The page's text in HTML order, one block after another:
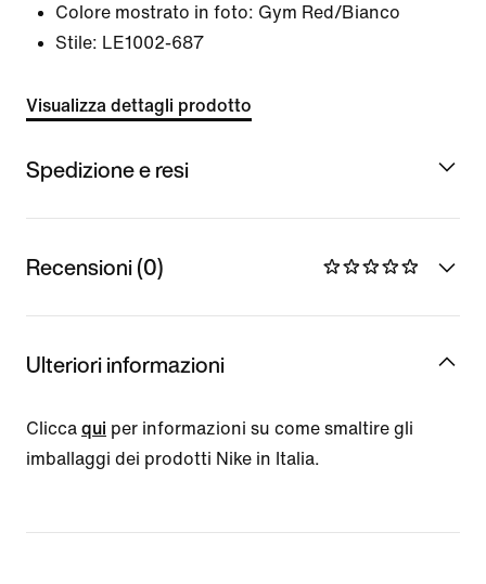
Colore mostrato in foto: Gym Red/Bianco
Stile: LE1002-687
Visualizza dettagli prodotto
Spedizione e resi
Recensioni (0)
Ulteriori informazioni
Clicca qui per informazioni su come smaltire gli
imballaggi dei prodotti Nike in Italia.